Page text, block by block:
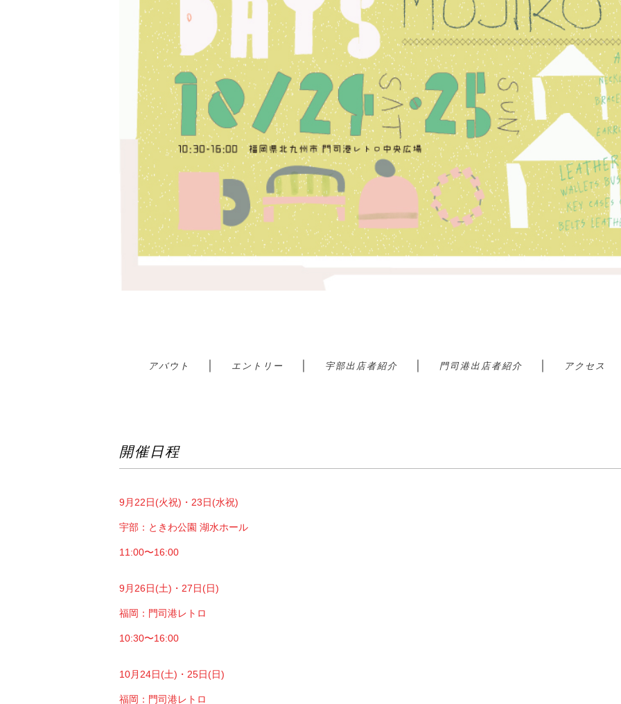
アバウト ｜ エントリー ｜ 宇部出店者紹介 ｜ 門司港出店者紹介 ｜ アクセス
開催日程
9月22日(火祝)・23日(水祝)
宇部：ときわ公園 湖水ホール
11:00〜16:00
9月26日(土)・27日(日)
福岡：門司港レトロ
10:30〜16:00
10月24日(土)・25日(日)
福岡：門司港レトロ